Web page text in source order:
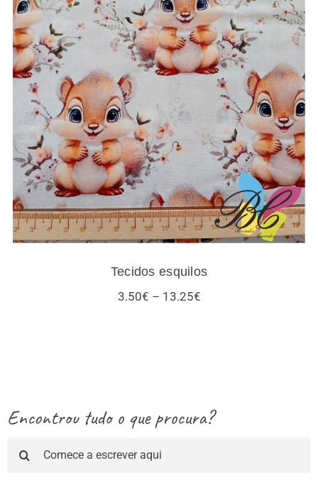
Tecidos esquilos
Tecidos esquilos
3.50€ – 13.25€Price
Encontrou tudo o que procura?